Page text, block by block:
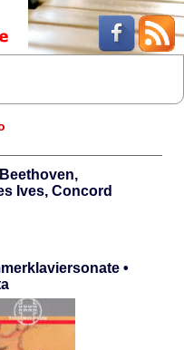
Ives, Concord
•